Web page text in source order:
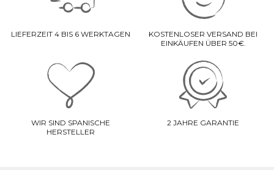
LIEFERZEIT 4 BIS 6 WERKTAGEN
KOSTENLOSER VERSAND BEI
EINKÄUFEN ÜBER 50€.
WIR SIND SPANISCHE
HERSTELLER
2 JAHRE GARANTIE